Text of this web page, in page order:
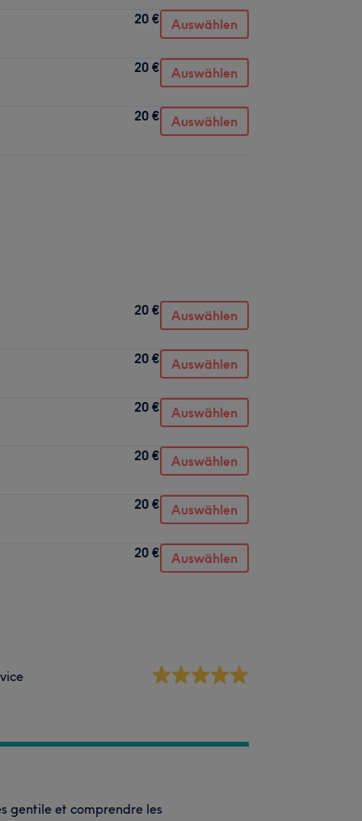
20 € Auswählen
20 € Auswählen
20 € Auswählen
20 € Auswählen
20 € Auswählen
20 € Auswählen
20 € Auswählen
20 € Auswählen
20 € Auswählen
gentile et comprendre les